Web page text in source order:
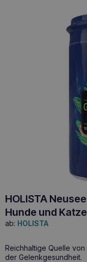
HOLISTA
Hunde und
ab: HOLISTA
Reichhaltige Quelle
der Gelenkgesundheit.